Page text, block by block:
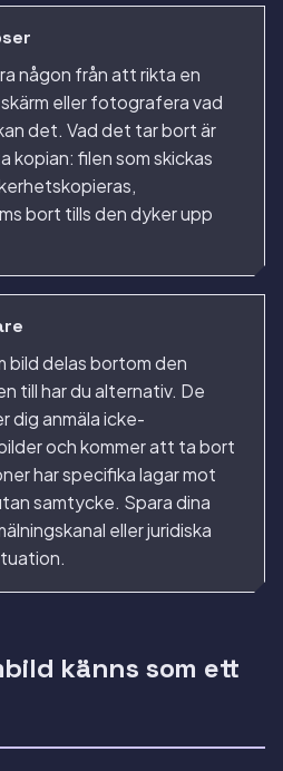
någon från att rikta en
eller fotografera vad
det. Vad det tar bort är
kopian: filen som skickas
bort tills den dyker upp
bild delas bortom den
till har du alternativ. De
dig anmäla icke-
och kommer att ta bort
har specifika lagar mot
samtycke. Spara dina
eller juridiska
känns som ett